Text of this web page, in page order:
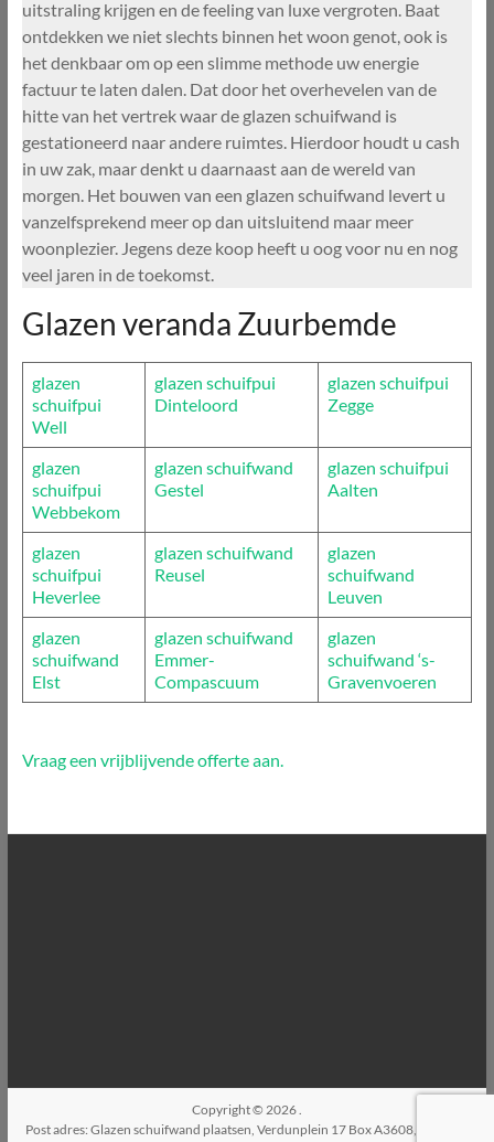
uitstraling krijgen en de feeling van luxe vergroten. Baat
ontdekken we niet slechts binnen het woon genot, ook is
het denkbaar om op een slimme methode uw energie
factuur te laten dalen. Dat door het overhevelen van de
hitte van het vertrek waar de glazen schuifwand is
gestationeerd naar andere ruimtes. Hierdoor houdt u cash
in uw zak, maar denkt u daarnaast aan de wereld van
morgen. Het bouwen van een glazen schuifwand levert u
vanzelfsprekend meer op dan uitsluitend maar meer
woonplezier. Jegens deze koop heeft u oog voor nu en nog
veel jaren in de toekomst.
Glazen veranda Zuurbemde
glazen
schuifpui
Well
glazen schuifpui
Dinteloord
glazen schuifpui
Zegge
glazen
schuifpui
Webbekom
glazen schuifwand
Gestel
glazen schuifpui
Aalten
glazen
schuifpui
Heverlee
glazen schuifwand
Reusel
glazen
schuifwand
Leuven
glazen
schuifwand
Elst
glazen schuifwand
Emmer-
Compascuum
glazen
schuifwand ‘s-
Gravenvoeren
Vraag een vrijblijvende offerte aan.
Copyright © 2026
Post adres: Glazen schuifwand plaatsen, Verdunplein 17 Box A3608, 5627SZ,